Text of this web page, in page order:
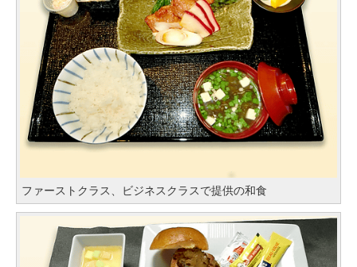
ファーストクラス、ビジネスクラスで提供の和食